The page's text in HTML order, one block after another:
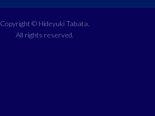
Copyright © Hideyuki Tabata.
All rights reserved.